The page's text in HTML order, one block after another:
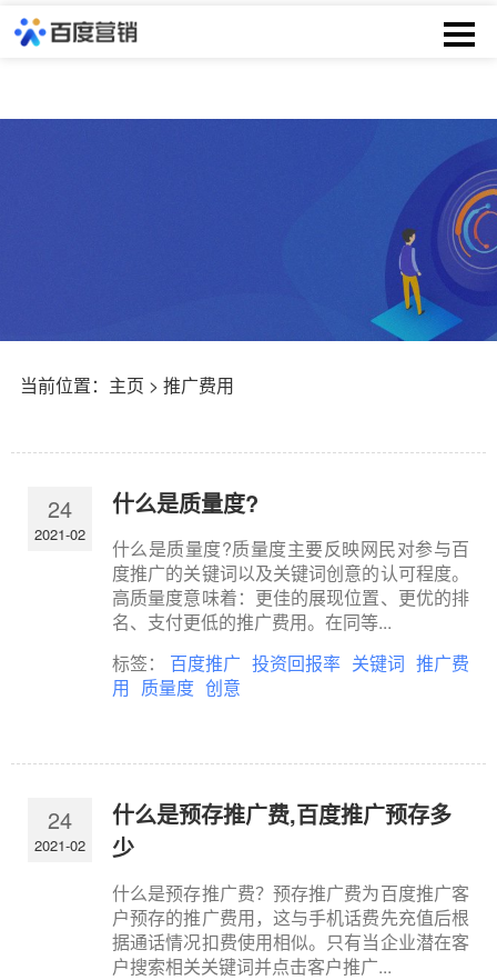
当前位置： 主页 > 推广费用
24
2021-02
什么是质量度?
什么是质量度?质量度主要反映网民对参与百
度推广的关键词以及关键词创意的认可程度。
高质量度意味着：更佳的展现位置、更优的排
名、支付更低的推广费用。在同等...
标签： 百度推广 投资回报率 关键词 推广费
用 质量度 创意
24
2021-02
什么是预存推广费,百度推广预存多
少
什么是预存推广费？预存推广费为百度推广客
户预存的推广费用，这与手机话费先充值后根
据通话情况扣费使用相似。只有当企业潜在客
户搜索相关关键词并点击客户推广...